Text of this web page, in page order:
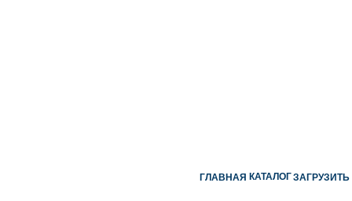
ГЛАВНАЯ КАТАЛОГЗАГРУЗИТЬ